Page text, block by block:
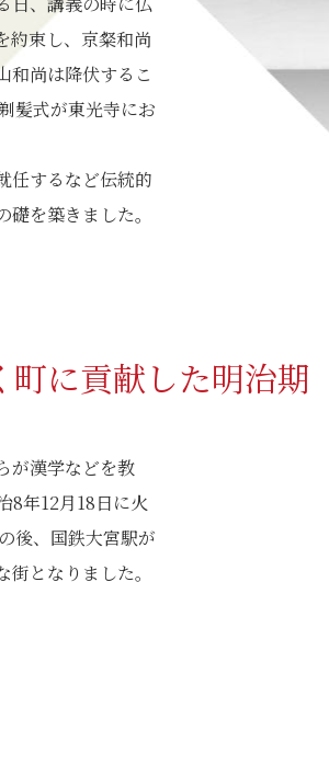
約束し、京粲和尚
和尚は降伏するこ
髪式が東光寺にお
任するなど伝統的
を築きました。
に貢献した明治期
が漢学などを教
8年12月18日に火
後、国鉄大宮駅が
となりました。